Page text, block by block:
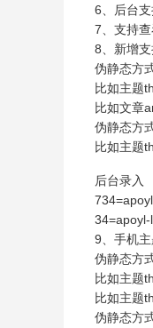
6、后台
7、支持
8、新增
伪静态方
比如主题
比如文章
伪静态方
比如主题
后台录入
34=apoyl-
9、手机
伪静态方
比如主题
比如主题
伪静态方